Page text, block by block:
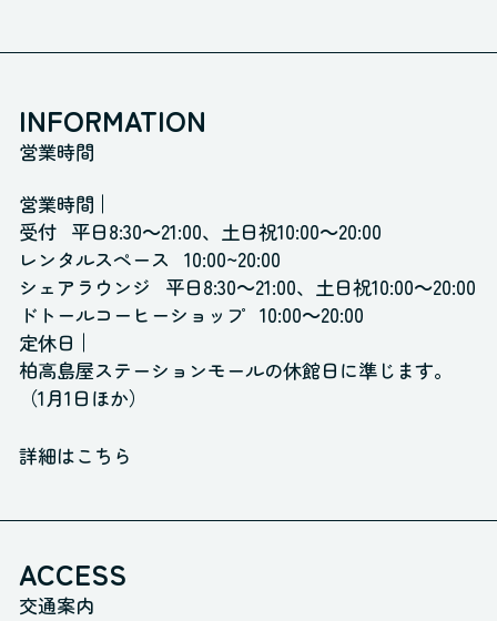
ACCESS
交通案内
INFORMATION
営業時間
営業時間
受付 平日8:30～21:00、土日祝10:00～20:00
レンタルスペース
10:00~20:00
シェアラウンジ
平日8:30～21:00、土日祝10:00～20:00
ドトールコーヒーショップ 10:00～20:00
定休日
柏高島屋ステーションモールの休館日に準じます。
（1月1日ほか）
詳細はこちら